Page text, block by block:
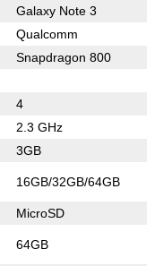
Galaxy Note 3
Qualcomm
Snapdragon 800
4
2.3 GHz
3GB
16GB/32GB/64GB
MicroSD
64GB